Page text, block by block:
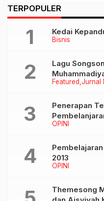
TERPOPULER
Bisnis
Kedai
Featured Jurnal
Lagu
OPINI
Penerapan
OPINI
Pembelajaran
2013
Themesong